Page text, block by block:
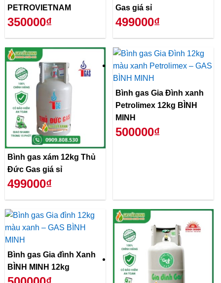
PETROVIETNAM
350000₫
Gas giá sỉ
499000₫
Bình gas xám 12kg Thủ
Đức Gas giá sỉ
499000₫
Bình gas Gia Đình xanh
Petrolimex 12kg BÌNH
MINH
500000₫
Bình gas Gia đình Xanh
BÌNH MINH 12kg